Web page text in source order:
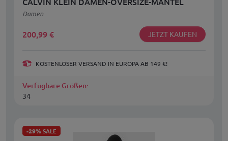
Damen
200,99 € JETZT KAUFEN
KOSTENLOSER VERSAND IN EUROPA AB 149 €!
Verfügbare Größen:
34
-29%SALE